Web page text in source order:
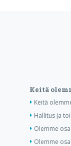
Keitä
Keitä
Hallitus ja
Olemme
Olemme